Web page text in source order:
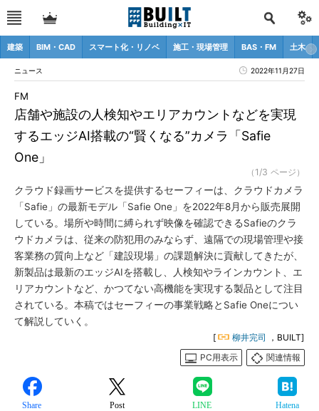
建築 BIM・CAD スマート化・リノベ 施工・現場管理 BAS・FM 土木
ニュース 2022年11月27日
店舗や施設の人検知やエリアカウントなどを実現
するエッジAI搭載の“賢くなる”カメラ「Safie
One」
FM
（1/3 ページ）
クラウド録画サービスを提供するセーフィーは、クラウドカメラ
「Safie」の最新モデル「Safie One」を2022年8月から販売展開
している。場所や時間に縛られず映像を確認できるSafieのクラ
ウドカメラは、従来の防犯用のみならず、遠隔での現場管理や接
客業務の質向上など「建設現場」の課題解決に貢献してきたが、
新製品は最新のエッジAIを搭載し、人検知やラインカウント、エ
リアカウントなど、かつてない高機能を実現する製品として注目
されている。本稿ではセーフィーの事業戦略とSafie Oneについ
て解説していく。
[ 柳井完司
，BUILT]
PC用表示
関連情報
Share Post LINE Hatena